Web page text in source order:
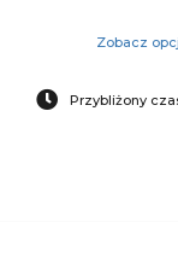
Zobacz
Przybliżony